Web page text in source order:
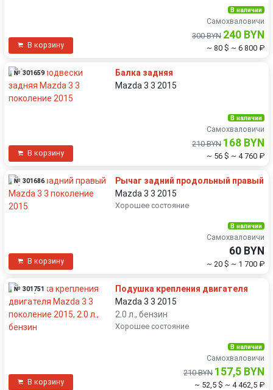
В корзину
В наличии
Самохваловичи
300 BYN 240 BYN
~ 80 $ ~ 6 800 ₽
№ 301659
Балка задняя
Mazda 3 3 2015
В корзину
В наличии
Самохваловичи
210 BYN 168 BYN
~ 56 $ ~ 4 760 ₽
№ 301686
Рычаг задний продольный правый
Mazda 3 3 2015
Хорошее состояние
В корзину
В наличии
Самохваловичи
60 BYN
~ 20 $ ~ 1 700 ₽
№ 301751
Подушка крепления двигателя
Mazda 3 3 2015
2.0 л., бензин
Хорошее состояние
В корзину
В наличии
Самохваловичи
210 BYN 157,5 BYN
~ 52,5 $ ~ 4 462,5 ₽